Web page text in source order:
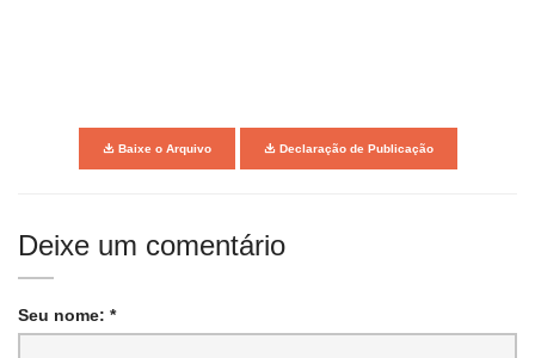
Baixe o Arquivo Declaração de Publicação
Deixe um comentário
Seu nome: *